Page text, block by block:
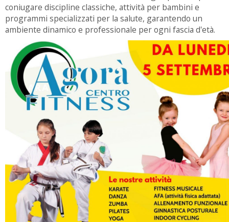
coniugare discipline classiche, attività per bambini e
programmi specializzati per la salute, garantendo un
ambiente dinamico e professionale per ogni fascia d'età.